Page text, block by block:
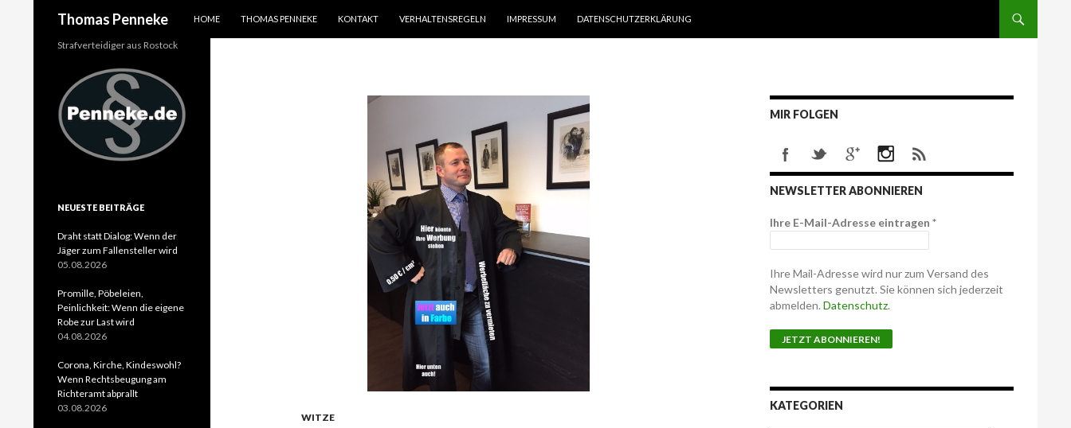
Thomas Penneke
HOME
THOMAS PENNEKE KONTAKT VERHALTENSREGELN IMPRESSUM DATENSCHUTZERKLÄRUNG
WITZE
MIR FOLGEN
NEWSLETTER ABONNIEREN
Ihre E-Mail-Adresse eintragen *
Ihre Mail-Adresse wird nur zum Versand des
Newsletters genutzt. Sie können sich jederzeit
abmelden. Datenschutz.
KATEGORIEN
Strafverteidiger aus Rostock
NEUESTE BEITRÄGE
Draht statt Dialog: Wenn der
Jäger zum Fallensteller wird
05.08.2026
Promille, Pöbeleien,
Peinlichkeit: Wenn die eigene
Robe zur Last wird
04.08.2026
Corona, Kirche, Kindeswohl?
Wenn Rechtsbeugung am
Richteramt abprallt
03.08.2026